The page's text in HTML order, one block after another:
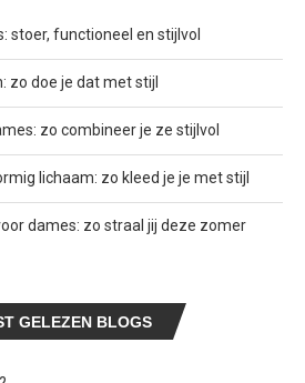
stoer, functioneel en stijlvol
zo doe je dat met stijl
zo combineer je ze stijlvol
lichaam: zo kleed je je met stijl
dames: zo straal jij deze zomer
GELEZEN BLOGS